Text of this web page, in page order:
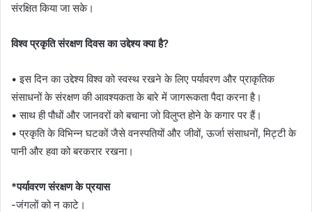
संरक्षित किया जा सके।
विश्व प्रकृति संरक्षण दिवस का उद्देश्य क्या है?
• इस दिन का उद्देश्य विश्व को स्वस्थ रखने के लिए पर्यावरण और प्राकृतिक
संसाधनों के संरक्षण की आवश्यकता के बारे में जागरूकता पैदा करना है।
• साथ ही पौधों और जानवरों को बचाना जो विलुप्त होने के कगार पर हैं।
• प्रकृति के विभिन्न घटकों जैसे वनस्पतियों और जीवों, ऊर्जा संसाधनों, मिट्टी के
पानी और हवा को बरकरार रखना।
*पर्यावरण संरक्षण के प्रयास
-जंगलों को न काटे।